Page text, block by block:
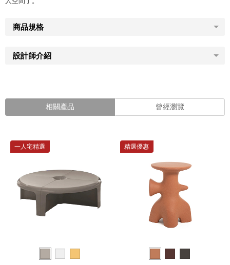
商品規格
設計師介紹
相關產品 曾經瀏覽
一人宅精選 精選優惠